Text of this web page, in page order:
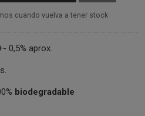
cuando vuelva a tener stock
0,5% aprox.
biodegradable